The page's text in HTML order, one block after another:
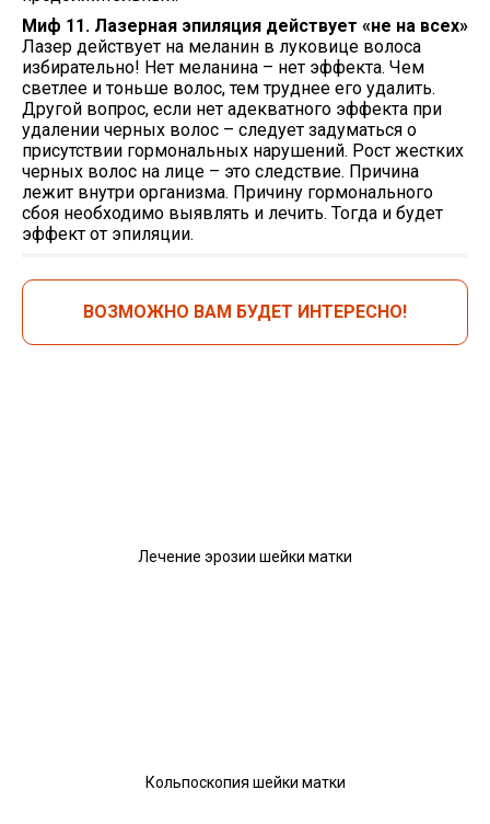
Миф 11. Лазерная эпиляция действует «не на всех»
Лазер действует на меланин в луковице волоса
избирательно! Нет меланина – нет эффекта. Чем
светлее и тоньше волос, тем труднее его удалить.
Другой вопрос, если нет адекватного эффекта при
удалении черных волос – следует задуматься о
присутствии гормональных нарушений. Рост жестких
черных волос на лице – это следствие. Причина
лежит внутри организма. Причину гормонального
сбоя необходимо выявлять и лечить. Тогда и будет
эффект от эпиляции.
ВОЗМОЖНО ВАМ БУДЕТ ИНТЕРЕСНО!
Лечение эрозии шейки матки
Кольпоскопия шейки матки